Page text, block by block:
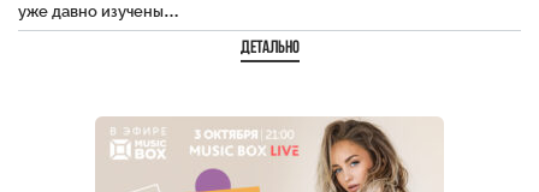
уже давно изучены…
Детально